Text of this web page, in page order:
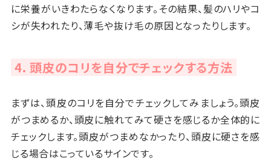
に栄養がいきわたらなくなります。その結果、髪のハリやコ
シが失われたり、薄毛や抜け毛の原因となったりします。
4. 頭皮のコリを自分でチェックする方法
まずは、頭皮のコリを自分でチェックしてみましょう。頭皮
がつまめるか、頭皮に触れてみて硬さを感じるか全体的に
チェックします。頭皮がつまめなかったり、頭皮に硬さを感
じる場合はこっているサインです。